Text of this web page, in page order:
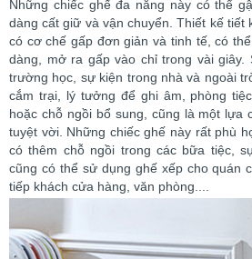
Những chiếc ghế đa năng này có thể
dàng cất giữ và vận chuyển. Thiết kế tiết
có cơ chế gấp đơn giản và tinh tế, có
dàng, mở ra gấp vào chỉ trong vài giây.
trường học, sự kiện trong nhà và ngoài
cắm trại, lý tưởng để ghi âm, phòng
hoặc chỗ ngồi bổ sung, cũng là một lựa
tuyệt vời. Những chiếc ghế này rất phù
có thêm chỗ ngồi trong các bữa tiệc,
cũng có thể sử dụng ghế xếp cho quán
tiếp khách cửa hàng, văn phòng....